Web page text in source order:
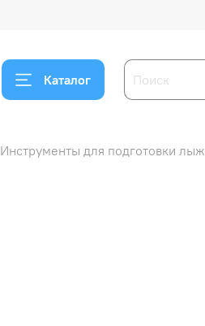
Каталог
Инструменты для подготовки лыж